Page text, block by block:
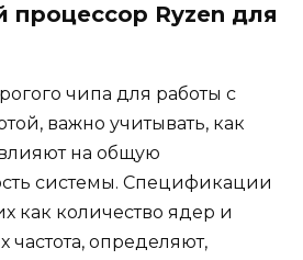
Ryzen для
чипа для работы с
важно учитывать, как
на общую
системы. Спецификации
как количество ядер и
частота, определяют,